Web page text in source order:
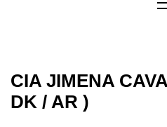
CIA JIMENA
DK / AR )